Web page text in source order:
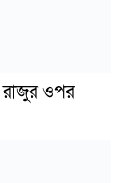
রাজুর ওপর